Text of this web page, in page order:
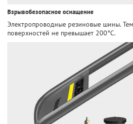
Взрывобезопасное оснащение
Электропроводные резиновые шины.
поверхностей не превышает 200°C.